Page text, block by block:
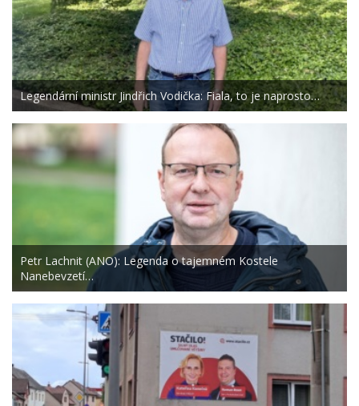
Legendární ministr Jindřich Vodička: Fiala, to je naprosto…
Petr Lachnit (ANO): Legenda o tajemném Kostele
Nanebevzetí…